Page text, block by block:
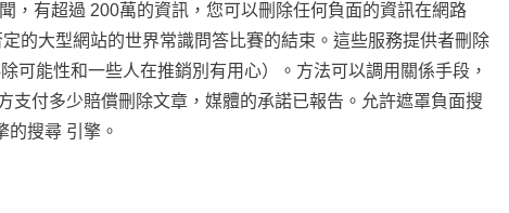
，有超過 200萬的資訊，您可以刪除任何負面的資訊在網路
的大型網站的世界常識問答比賽的結束。這些服務提供者刪除
可能性和一些人在推銷別有用心）。方法可以調用關係手段，
支付多少賠償刪除文章，媒體的承諾已報告。允許遮罩負面搜
的搜尋 引擎。